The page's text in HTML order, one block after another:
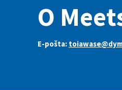
O
E-pošta: